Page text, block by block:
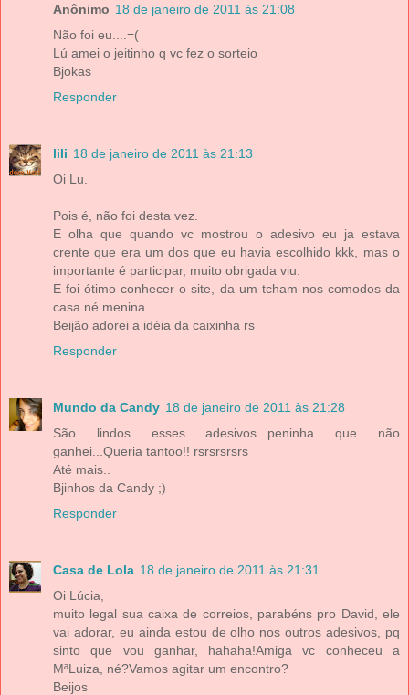
Anônimo 18 de janeiro de 2011 às 21:08
Não foi eu....=(
Lú amei o jeitinho q vc fez o sorteio
Bjokas
Responder
lili 18 de janeiro de 2011 às 21:13
Oi Lu.
Pois é, não foi desta vez.
E olha que quando vc mostrou o adesivo eu ja estava
crente que era um dos que eu havia escolhido kkk, mas o
importante é participar, muito obrigada viu.
E foi ótimo conhecer o site, da um tcham nos comodos da
casa né menina.
Beijão adorei a idéia da caixinha rs
Responder
Mundo da Candy 18 de janeiro de 2011 às 21:28
São lindos esses adesivos...peninha que não
ganhei...Queria tantoo!! rsrsrsrsrs
Até mais..
Bjinhos da Candy ;)
Responder
Casa de Lola 18 de janeiro de 2011 às 21:31
Oi Lúcia,
muito legal sua caixa de correios, parabéns pro David, ele
vai adorar, eu ainda estou de olho nos outros adesivos, pq
sinto que vou ganhar, hahaha!Amiga vc conheceu a
MªLuiza, né?Vamos agitar um encontro?
Beijos